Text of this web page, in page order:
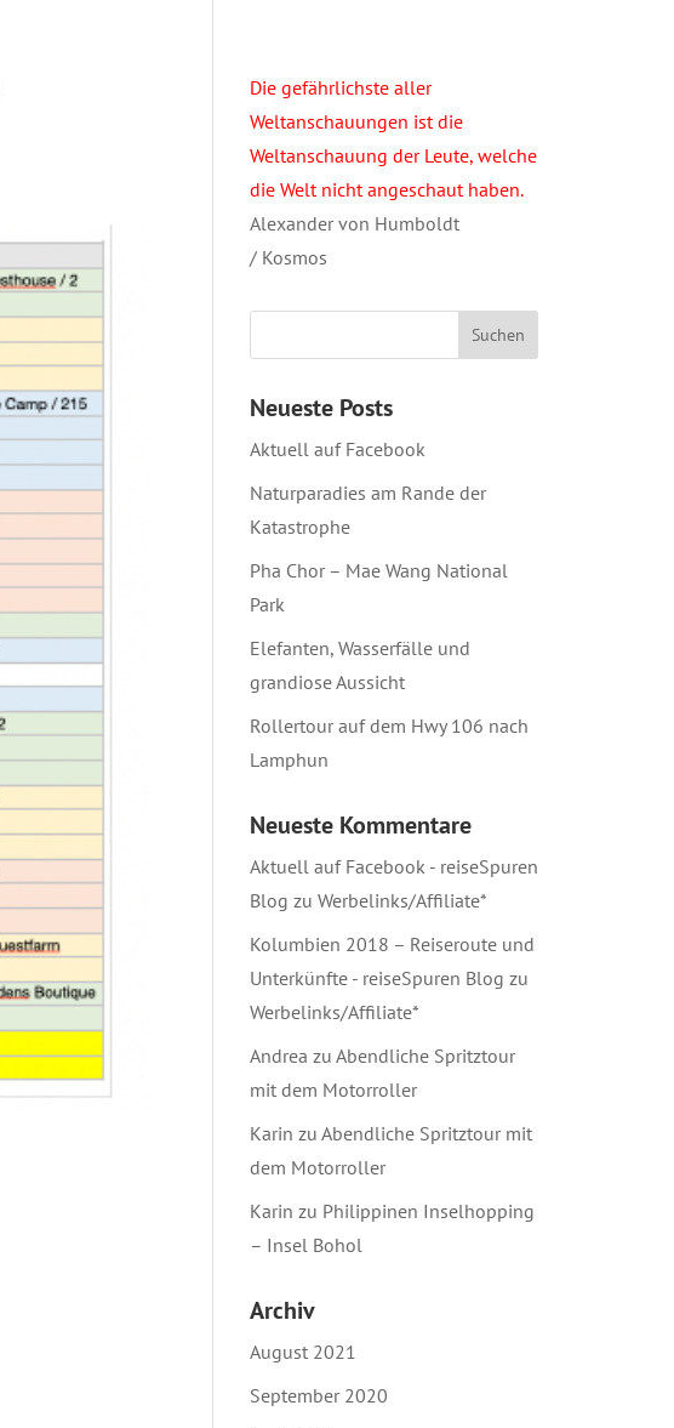
Die gefährlichste aller
Weltanschauungen ist die
Weltanschauung der Leute, welche
die Welt nicht angeschaut haben.
Alexander von Humboldt
/ Kosmos
Neueste Posts
Aktuell auf Facebook
Naturparadies am Rande der
Katastrophe
Pha Chor – Mae Wang National
Park
Elefanten, Wasserfälle und
grandiose Aussicht
Rollertour auf dem Hwy 106 nach
Lamphun
Neueste Kommentare
Aktuell auf Facebook - reiseSpuren
Blog zu Werbelinks/Affiliate*
Kolumbien 2018 – Reiseroute und
Unterkünfte - reiseSpuren Blog zu
Werbelinks/Affiliate*
Andrea zu Abendliche Spritztour
mit dem Motorroller
Karin zu Abendliche Spritztour mit
dem Motorroller
Karin zu Philippinen Inselhopping
– Insel Bohol
Archiv
August 2021
September 2020